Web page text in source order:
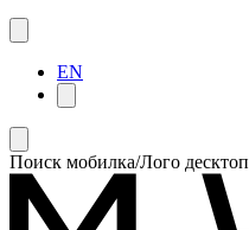
EN
Поиск мобилка/Лого десктоп